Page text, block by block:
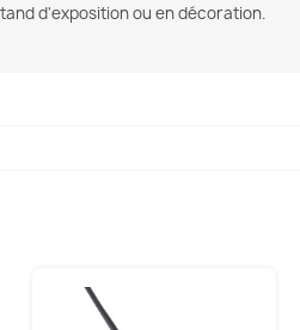
d'exposition ou en décoration.